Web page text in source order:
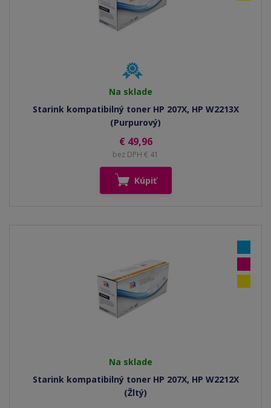
Na sklade
Starink kompatibilný toner HP 207X, HP W2213X
(Purpurový)
€ 49,96
bez DPH € 41
Kúpiť
Na sklade
Starink kompatibilný toner HP 207X, HP W2212X
(Žltý)